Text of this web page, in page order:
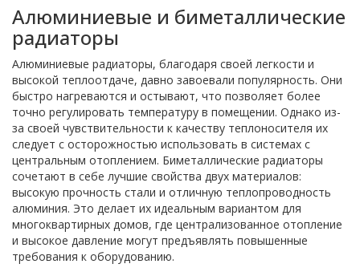
Алюминиевые и биметаллические
радиаторы
Алюминиевые радиаторы, благодаря своей легкости и
высокой теплоотдаче, давно завоевали популярность. Они
быстро нагреваются и остывают, что позволяет более
точно регулировать температуру в помещении. Однако из-
за своей чувствительности к качеству теплоносителя их
следует с осторожностью использовать в системах с
центральным отоплением. Биметаллические радиаторы
сочетают в себе лучшие свойства двух материалов:
высокую прочность стали и отличную теплопроводность
алюминия. Это делает их идеальным вариантом для
многоквартирных домов, где централизованное отопление
и высокое давление могут предъявлять повышенные
требования к оборудованию.